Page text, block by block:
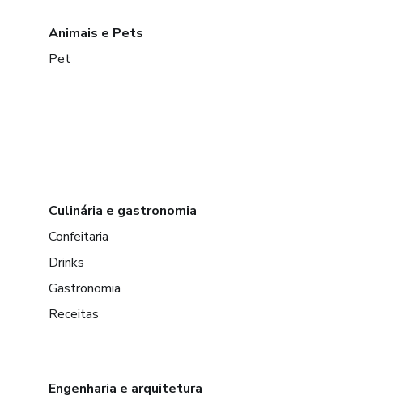
Animais e Pets
Pet
Culinária e gastronomia
Confeitaria
Drinks
Gastronomia
Receitas
Engenharia e arquitetura